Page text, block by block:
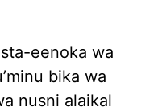
eenoka wa
bika wa
nusni alaikal